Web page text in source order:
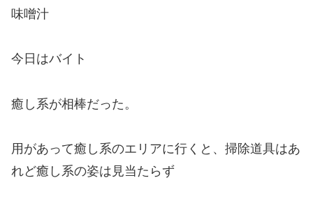
味噌汁
今日はバイト
癒し系が相棒だった。
用があって癒し系のエリアに行くと、掃除道具はあ
れど癒し系の姿は見当たらず